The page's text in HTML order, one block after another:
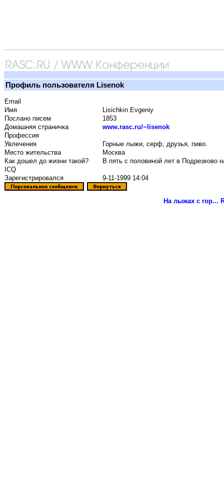
Профиль пользователя Lisenok
Email
Имя
Lisichkin Evgeniy
Послано писем
1853
Домашняя страничка
www.rasc.ru/~lisenok
Профессия
Увлечения
Горные лыжи, серф, друзья, пиво.
Место жительства
Москва
Как дошел до жизни такой?
В пять с половиной лет в Подрезково
ICQ
Зарегистрировался
9-11-1999 14:04
На лыжах с гор...